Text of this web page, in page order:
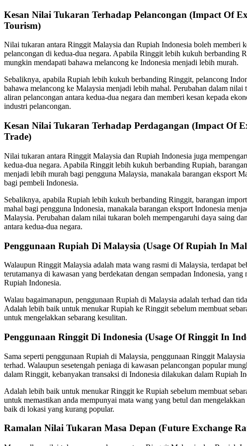
Kesan Nilai Tukaran Terhadap Pelancongan (Impact Of
Tourism)
Nilai tukaran antara Ringgit Malaysia dan Rupiah Indonesia boleh memberi
pelancongan di kedua-dua negara. Apabila Ringgit lebih kukuh berbanding
mungkin mendapati bahawa melancong ke Indonesia menjadi lebih murah.
Sebaliknya, apabila Rupiah lebih kukuh berbanding Ringgit, pelancong
bahawa melancong ke Malaysia menjadi lebih mahal. Perubahan dalam nilai
aliran pelancongan antara kedua-dua negara dan memberi kesan kepada
industri pelancongan.
Kesan Nilai Tukaran Terhadap Perdagangan (Impact Of
Trade)
Nilai tukaran antara Ringgit Malaysia dan Rupiah Indonesia juga
kedua-dua negara. Apabila Ringgit lebih kukuh berbanding Rupiah,
menjadi lebih murah bagi pengguna Malaysia, manakala barangan eksport
bagi pembeli Indonesia.
Sebaliknya, apabila Rupiah lebih kukuh berbanding Ringgit, barangan
mahal bagi pengguna Indonesia, manakala barangan eksport Indonesia
Malaysia. Perubahan dalam nilai tukaran boleh mempengaruhi daya saing
antara kedua-dua negara.
Penggunaan Rupiah Di Malaysia (Usage Of Rupiah In
Walaupun Ringgit Malaysia adalah mata wang rasmi di Malaysia, terdapat
terutamanya di kawasan yang berdekatan dengan sempadan Indonesia, yang
Rupiah Indonesia.
Walau bagaimanapun, penggunaan Rupiah di Malaysia adalah terhad dan
Adalah lebih baik untuk menukar Rupiah ke Ringgit sebelum membuat
untuk mengelakkan sebarang kesulitan.
Penggunaan Ringgit Di Indonesia (Usage Of Ringgit In
Sama seperti penggunaan Rupiah di Malaysia, penggunaan Ringgit
terhad. Walaupun sesetengah peniaga di kawasan pelancongan popular
dalam Ringgit, kebanyakan transaksi di Indonesia dilakukan dalam Rupiah
Adalah lebih baik untuk menukar Ringgit ke Rupiah sebelum membuat
untuk memastikan anda mempunyai mata wang yang betul dan
baik di lokasi yang kurang popular.
Ramalan Nilai Tukaran Masa Depan (Future Exchange